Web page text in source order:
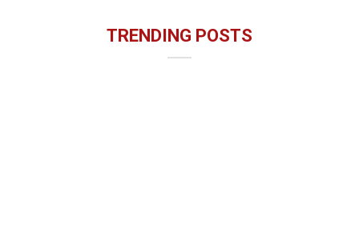
TRENDING POSTS